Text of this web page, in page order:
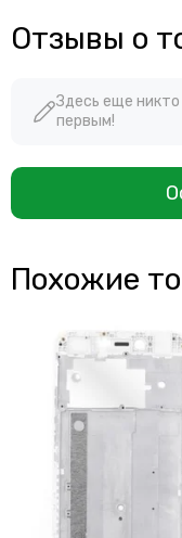
Отзывы о
Здесь еще
первым!
Похожие